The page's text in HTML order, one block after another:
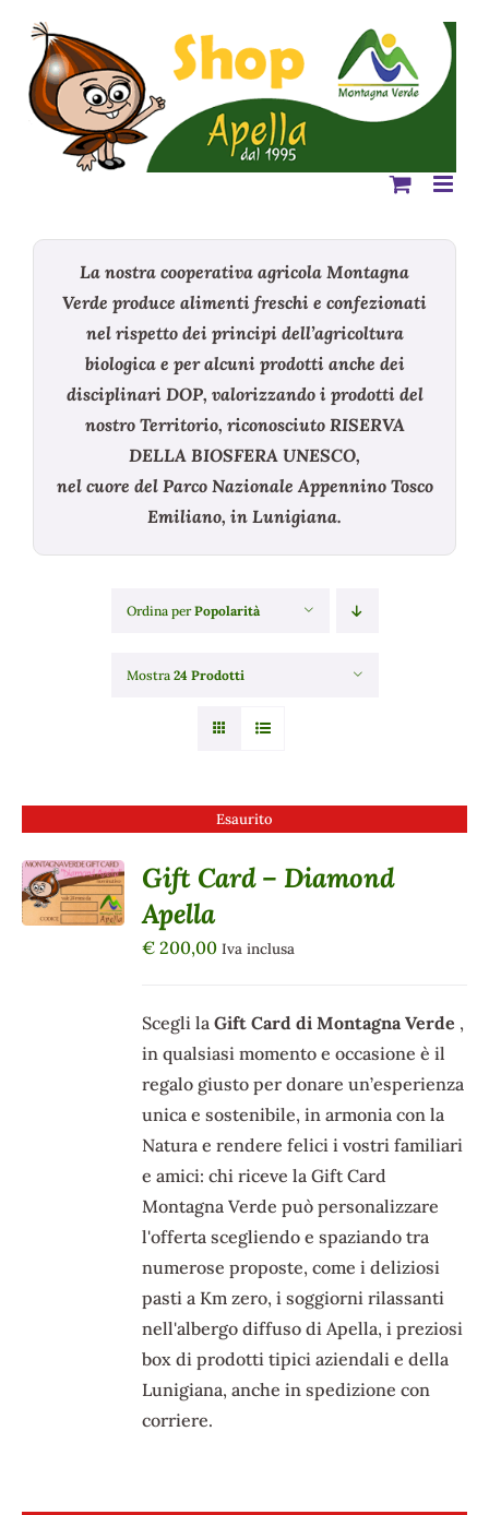
contenuto
La nostra cooperativa agricola Montagna
Verde produce alimenti freschi e confezionati
nel rispetto dei principi dell’agricoltura
biologica e per alcuni prodotti anche dei
disciplinari DOP, valorizzando i prodotti del
nostro Territorio, riconosciuto RISERVA
DELLA BIOSFERA UNESCO,
nel cuore del Parco Nazionale Appennino Tosco
Emiliano, in Lunigiana.
Ordina perPopolarità
Mostra 24 Prodotti
Esaurito
DETTAGLI
Gift Card – Diamond
Apella
€ 200,00 Iva inclusa
Scegli laGift Card di Montagna Verde ,
in qualsiasi momento e occasione è il
regalo giusto per donare un’esperienza
unica e sostenibile, in armonia con la
Natura e rendere felici i vostri familiari
e amici: chi riceve la Gift Card
Montagna Verde può personalizzare
l'offerta scegliendo e spaziando tra
numerose proposte, come i deliziosi
pasti a Km zero, i soggiorni rilassanti
nell'albergo diffuso di Apella, i preziosi
box di prodotti tipici aziendali e della
Lunigiana, anche in spedizione con
corriere.